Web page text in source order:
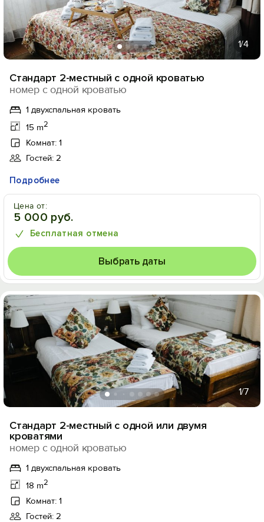
1/4
Стандарт 2-местный с одной кроватью
номер с одной кроватью
1 двухспальная кровать
15 m2
Комнат: 1
Гостей: 2
Подробнее
Цена от:
5 000 руб.
Бесплатная отмена
Выбрать даты
1/7
Стандарт 2-местный с одной или двумя
кроватями
номер с одной кроватью
1 двухспальная кровать
18 m2
Комнат: 1
Гостей: 2